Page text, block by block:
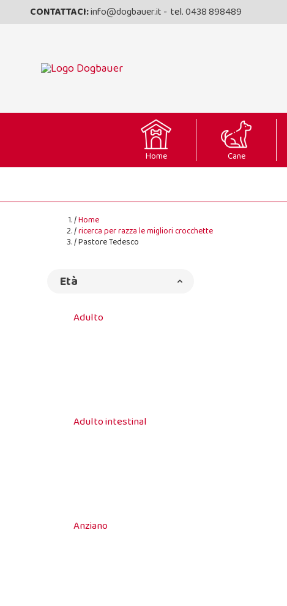
CONTATTACI:info@dogbauer.it - tel.0438 898489
Home Cane
Home
ricerca per razza le migliori crocchette
Pastore Tedesco
Età
Adulto
Adulto intestinal
Anziano